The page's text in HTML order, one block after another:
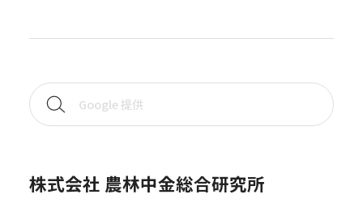
株式会社 農林中金総合研究所